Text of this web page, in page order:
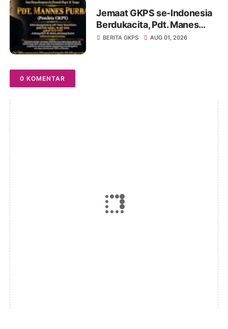
Jemaat GKPS se-Indonesia
Berdukacita, Pdt. Manes
Purba Tutup Usia,
BERITA GKPS AUG 01, 2026
0 KOMENTAR